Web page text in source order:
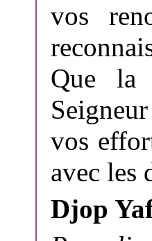
vos
Que la
vos
avec les
Djop